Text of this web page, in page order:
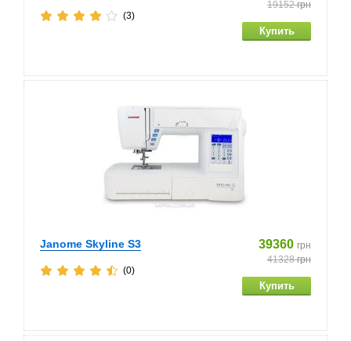
19152грн
(3)
Janome Skyline S3 39360 грн
41328грн
(0)